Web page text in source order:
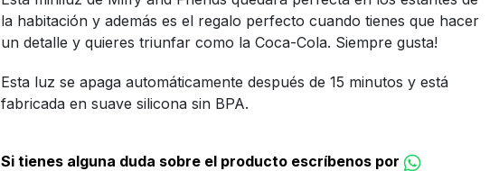
la habitación y además es el regalo perfecto cuando tienes que hacer
un detalle y quieres triunfar como la Coca-Cola. Siempre gusta!
Esta luz se apaga automáticamente después de 15 minutos y está
fabricada en suave silicona sin BPA.
Si tienes alguna duda sobre el producto escríbenos por